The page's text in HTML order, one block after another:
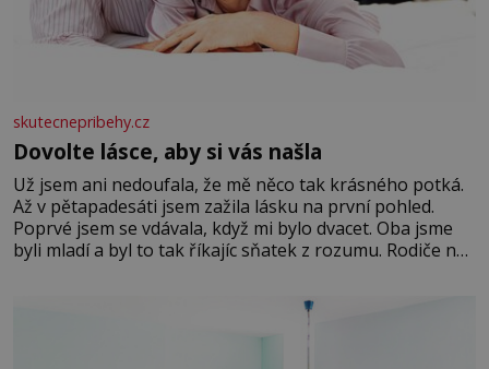
skutecnepribehy.cz
Dovolte lásce, aby si vás našla
Už jsem ani nedoufala, že mě něco tak krásného potká.
Až v pětapadesáti jsem zažila lásku na první pohled.
Poprvé jsem se vdávala, když mi bylo dvacet. Oba jsme
byli mladí a byl to tak říkajíc sňatek z rozumu. Rodiče nás
Manželství nám oběma moc nesvědčilo, brzy jsme zjistili,